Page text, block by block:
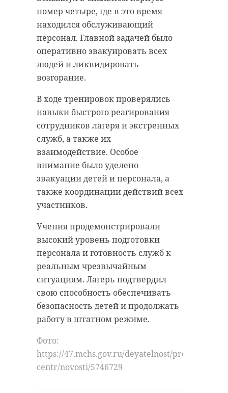
номер четыре, где в это время
находился обслуживающий
персонал. Главной задачей было
оперативно эвакуировать всех
людей и ликвидировать
возгорание.
В ходе тренировок проверялись
навыки быстрого реагирования
сотрудников лагеря и экстренных
служб, а также их
взаимодействие. Особое
внимание было уделено
эвакуации детей и персонала, а
также координации действий всех
участников.
Учения продемонстрировали
высокий уровень подготовки
персонала и готовность служб к
реальным чрезвычайным
ситуациям. Лагерь подтвердил
свою способность обеспечивать
безопасность детей и продолжать
работу в штатном режиме.
Фото:
https://47.mchs.gov.ru/deyatelnost/press-
centr/novosti/5746729